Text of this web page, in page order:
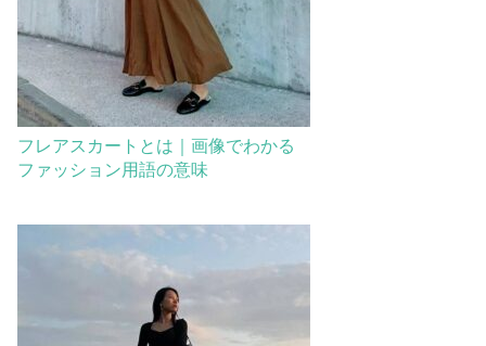
フレアスカートとは｜画像でわかる
ファッション用語の意味